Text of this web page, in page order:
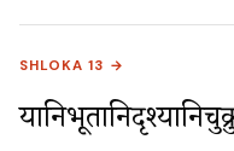
SHLOKA 13 →